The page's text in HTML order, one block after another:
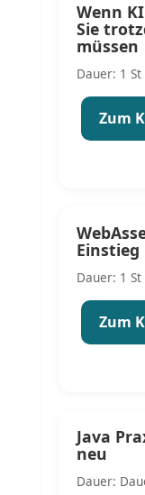
Wenn
Sie
müssen
Dauer: 1
Zum
Dauer: 1
Zum
Java
neu
Dauer: